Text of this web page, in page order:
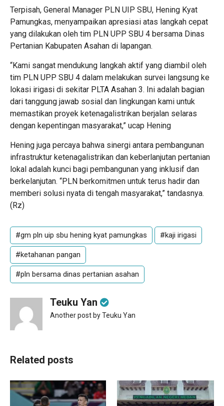
Terpisah, General Manager PLN UIP SBU, Hening Kyat
Pamungkas, menyampaikan apresiasi atas langkah cepat
yang dilakukan oleh tim PLN UPP SBU 4 bersama Dinas
Pertanian Kabupaten Asahan di lapangan.
“Kami sangat mendukung langkah aktif yang diambil oleh
tim PLN UPP SBU 4 dalam melakukan survei langsung ke
lokasi irigasi di sekitar PLTA Asahan 3. Ini adalah bagian
dari tanggung jawab sosial dan lingkungan kami untuk
memastikan proyek ketenagalistrikan berjalan selaras
dengan kepentingan masyarakat,” ucap Hening
Hening juga percaya bahwa sinergi antara pembangunan
infrastruktur ketenagalistrikan dan keberlanjutan pertanian
lokal adalah kunci bagi pembangunan yang inklusif dan
berkelanjutan. “PLN berkomitmen untuk terus hadir dan
memberi solusi nyata di tengah masyarakat,” tandasnya.
(Rz)
#gm pln uip sbu hening kyat pamungkas #kaji irigasi
#ketahanan pangan
#pln bersama dinas pertanian asahan
Teuku Yan
Another post by Teuku Yan
Related posts